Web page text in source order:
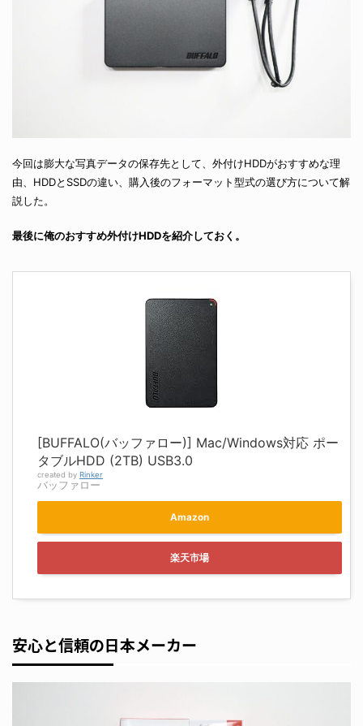
今回は膨大な写真データの保存先として、外付けHDDがおすすめな理
由、HDDとSSDの違い、購入後のフォーマット型式の選び方について解
説した。
最後に俺のおすすめ外付けHDDを紹介しておく。
[BUFFALO(バッファロー)] Mac/Windows対応 ポー
タブルHDD (2TB) USB3.0
created by Rinker
バッファロー
Amazon
楽天市場
安心と信頼の日本メーカー